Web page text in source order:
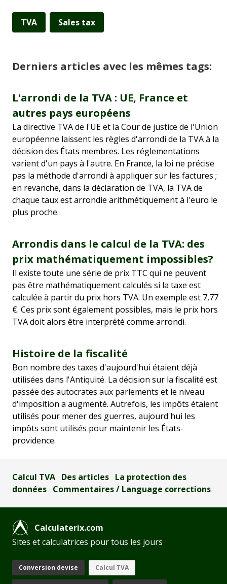
TVA Sales tax
Derniers articles avec les mêmes tags:
L'arrondi de la TVA : UE, France et
autres pays européens
La directive TVA de l'UE et la Cour de justice de l'Union
européenne laissent les règles d'arrondi de la TVA à la
décision des États membres. Les réglementations
varient d'un pays à l'autre. En France, la loi ne précise
pas la méthode d'arrondi à appliquer sur les factures ;
en revanche, dans la déclaration de TVA, la TVA de
chaque taux est arrondie arithmétiquement à l'euro le
plus proche.
Arrondis dans le calcul de la TVA: des
prix mathématiquement impossibles?
Il existe toute une série de prix TTC qui ne peuvent
pas être mathématiquement calculés si la taxe est
calculée à partir du prix hors TVA. Un exemple est 7,77
€. Ces prix sont également possibles, mais le prix hors
TVA doit alors être interprété comme arrondi.
Histoire de la fiscalité
Bon nombre des taxes d'aujourd'hui étaient déjà
utilisées dans l'Antiquité. La décision sur la fiscalité est
passée des autocrates aux parlements et le niveau
d'imposition a augmenté. Autrefois, les impôts étaient
utilisés pour mener des guerres, aujourd'hui les
impôts sont utilisés pour maintenir les États-
providence.
Calcul TVA Des articles La protection des
données Commentaires / Language corrections
Calculaterix.com
Sites et calculatrices pour tous les jours
Conversion devise Calcul TVA